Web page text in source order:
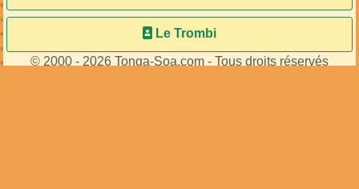
Le Trombi
© 2000 - 2026 Tonga-Soa.com - Tous droits réservés